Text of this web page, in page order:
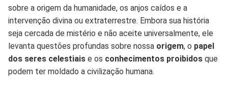
sobre a origem da humanidade, os anjos caídos e a
intervenção divina ou extraterrestre. Embora sua história
seja cercada de mistério e não aceite universalmente, ele
levanta questões profundas sobre nossa origem, o papel
dos seres celestiaise os conhecimentos proibidosque
podem ter moldado a civilização humana.